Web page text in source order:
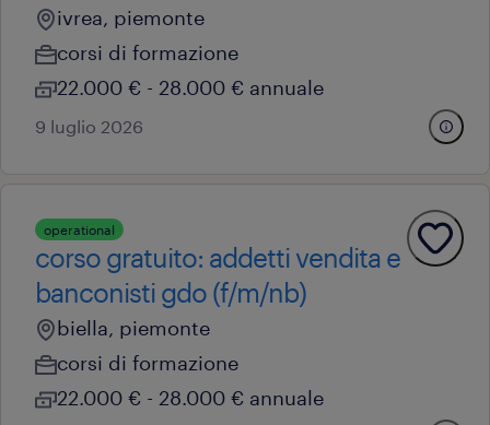
ivrea, piemonte
corsi di formazione
22.000 € - 28.000 € annuale
9 luglio 2026
operational
corso gratuito: addetti vendita e
banconisti gdo (f/m/nb)
biella, piemonte
corsi di formazione
22.000 € - 28.000 € annuale